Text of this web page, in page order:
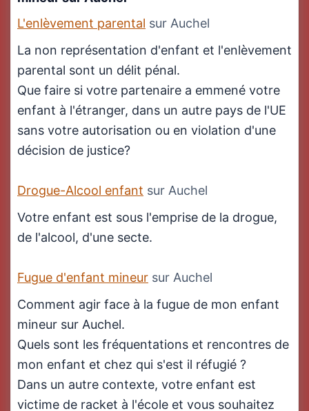
L'enlèvement parental sur Auchel
La non représentation d'enfant et l'enlèvement
parental sont un délit pénal.
Que faire si votre partenaire a emmené votre
enfant à l'étranger, dans un autre pays de l'UE
sans votre autorisation ou en violation d'une
décision de justice?
Drogue-Alcool enfant sur Auchel
Votre enfant est sous l'emprise de la drogue,
de l'alcool, d'une secte.
Fugue d'enfant mineur sur Auchel
Comment agir face à la fugue de mon enfant
mineur sur Auchel.
Quels sont les fréquentations et rencontres de
mon enfant et chez qui s'est il réfugié ?
Dans un autre contexte, votre enfant est
victime de racket à l'école et vous souhaitez